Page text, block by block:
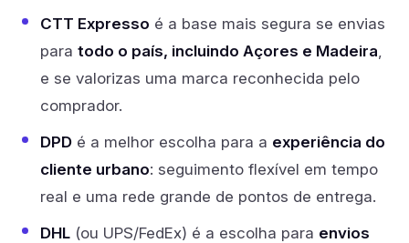
CTT Expresso é a base mais segura se envias
para todo o país, incluindo Açores e Madeira
e se valorizas uma marca reconhecida pelo
comprador.
DPD é a melhor escolha para a experiência do
cliente urbano: seguimento flexível em tempo
real e uma rede grande de pontos de entrega.
DHL (ou UPS/FedEx) é a escolha para envios